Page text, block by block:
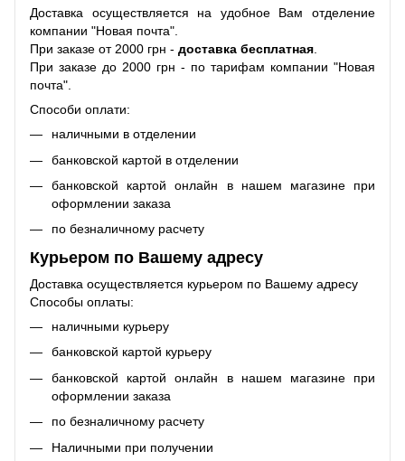
Доставка осуществляется на удобное Вам отделение
компании "Новая почта".
При заказе от 2000 грн - доставка бесплатная
При заказе до 2000 грн - по тарифам компании "Новая
почта".
Способи оплати:
наличными в отделении
банковской картой в отделении
банковской картой онлайн в нашем магазине при
оформлении заказа
по безналичному расчету
Курьером по Вашему адресу
Доставка осуществляется курьером по Вашему адресу
Способы оплаты:
наличными курьеру
банковской картой курьеру
банковской картой онлайн в нашем магазине при
оформлении заказа
по безналичному расчету
Наличными при получении